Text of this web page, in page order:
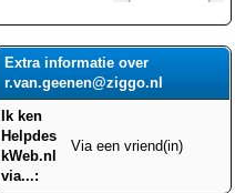
Extra informatie over
r.van.geenen@ziggo.nl
Ik ken
Helpdes
kWeb.nl
via...:
Via een vriend(in)